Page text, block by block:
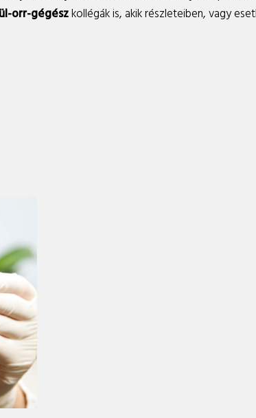
orr-gégészkollégák is, akik részleteiben, vagy